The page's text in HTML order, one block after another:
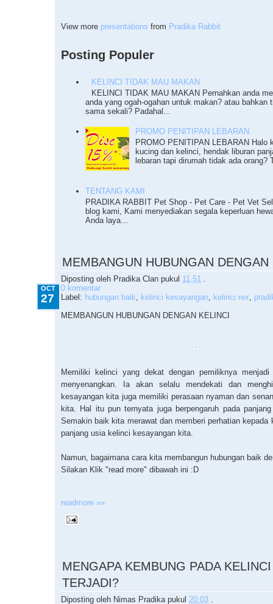
View more presentations from Pradika Rabbit
Posting Populer
KELINCI TIDAK MAU MAKAN
KELINCI TIDAK MAU MAKAN Pernahkan anda
anda yang ogah-ogahan untuk makan? atau bahkan
sama sekali? Padahal...
PROMO PENITIPAN LEBARAN
PROMO PENITIPAN LEBARAN Halo
kucing dan kelinci, hendak liburan
lebaran tapi dirumah tidak ada orang?
TENTANG KAMI
PRADIKA RABBIT Pet Shop - Pet Care - Pet Vet
blog kami, Kami menyediakan segala keperluan
Anda laya...
MEMBANGUN HUBUNGAN DENGAN
Diposting oleh Pradika Clan pukul 11.51 .
OCT
27
0 komentar
Label: hubungan baik, kelinci kesayangan, kelinci rex,
MEMBANGUN HUBUNGAN DENGAN KELINCI
Memiliki kelinci yang dekat dengan pemiliknya
menyenangkan. Ia akan selalu mendekati dan
kesayangan kita juga memiliki perasaan nyaman dan
kita. Hal itu pun ternyata juga berpengaruh pada
Semakin baik kita merawat dan memberi perhatian kepada
panjang usia kelinci kesayangan kita.
Namun, bagaimana cara kita membangun hubungan baik
Silakan Klik "read more" dibawah ini :D
readmore »»
MENGAPA KEMBUNG PADA
TERJADI?
Diposting oleh Nimas Pradika pukul 20.03